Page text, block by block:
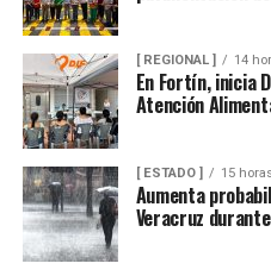
tormenta, entre otros
[ REGIONAL ] 14
En Fortín, inicia
Atención
[ ESTADO ] 15
Aumenta
Veracruz